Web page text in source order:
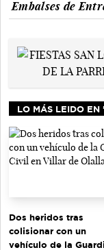
Embalses de
LO MÁS LEIDO
Dos heridos tras
colisionar con un
vehículo de la